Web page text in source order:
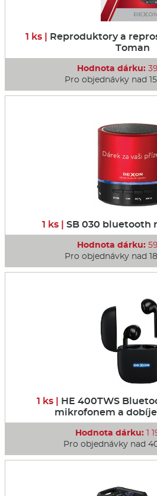
1 ks | Reproduktory a
Toman
Hodnota dárku:
Pro objednávky nad
1 ks | SB 030 bluetooth
Hodnota dárku:
Pro objednávky nad
1 ks | HE 400TWS
mikrofonem a
Hodnota dárku:1
Pro objednávky nad